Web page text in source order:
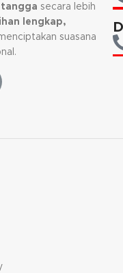
secara lebih
lengkap,
suasana